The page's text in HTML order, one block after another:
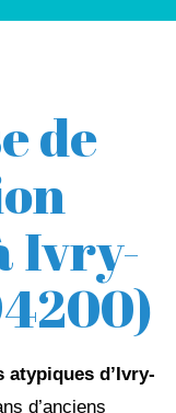
de
Ivry-
d’Ivry-
d’anciens